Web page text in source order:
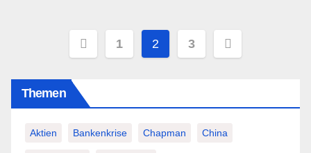
Seitennummerierung
Beiträge
1 2 3
Themen
Aktien Bankenkrise Chapman China